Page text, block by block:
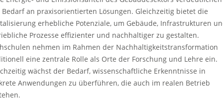
Bedarf an praxisorientierten Lösungen. Gleichzeitig bietet die
erhebliche Potenziale, um Gebäude, Infrastrukturen
Prozesse effizienter und nachhaltiger zu gestalten.
nehmen im Rahmen der Nachhaltigkeitstransformation
eine zentrale Rolle als Orte der Forschung und Lehre ein.
wächst der Bedarf, wissenschaftliche Erkenntnisse in
Anwendungen zu überführen, die auch im realen Betrieb